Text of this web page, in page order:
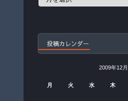
投稿カレンダー
2009年12月
月 火 水 木